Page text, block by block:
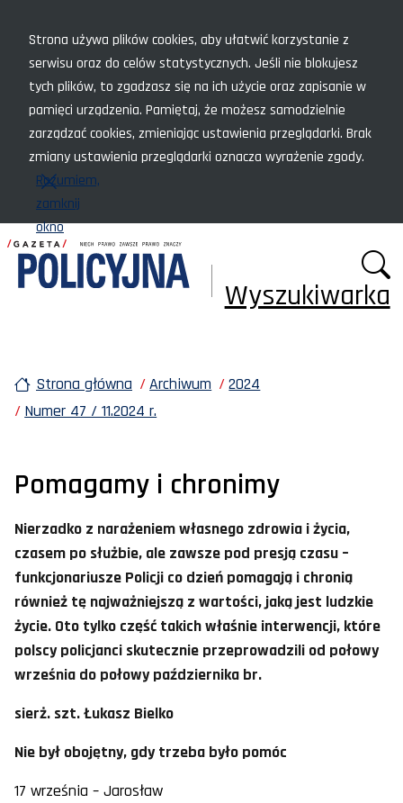
Strona używa plików cookies, aby ułatwić korzystanie z
serwisu oraz do celów statystycznych. Jeśli nie blokujesz
tych plików, to zgadzasz się na ich użycie oraz zapisanie w
pamięci urządzenia. Pamiętaj, że możesz samodzielnie
zarządzać cookies, zmieniając ustawienia przeglądarki. Brak
zmiany ustawienia przeglądarki oznacza wyrażenie zgody.
Rozumiem,
zamknij
okno
Wyszukiwarka
Strona główna Archiwum
2024
Numer 47 / 11.2024 r.
Pomagamy i chronimy
Nierzadko z narażeniem własnego zdrowia i życia,
czasem po służbie, ale zawsze pod presją czasu –
funkcjonariusze Policji co dzień pomagają i chronią
również tę najważniejszą z wartości, jaką jest ludzkie
życie. Oto tylko część takich właśnie interwencji, które
polscy policjanci skutecznie przeprowadzili od połowy
września do połowy października br.
sierż. szt. Łukasz Bielko
Nie był obojętny, gdy trzeba było pomóc
17 września – Jarosław